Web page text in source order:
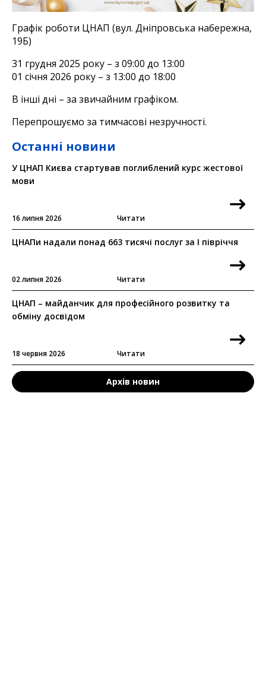
Графік роботи ЦНАП (вул. Дніпровська набережна,
19Б)
31 грудня 2025 року – з 09:00 до 13:00
01 cічня 2026 року – з 13:00 до 18:00
В інші дні – за звичайним графіком.
Перепрошуємо за тимчасові незручності.
Останні новини
У ЦНАП Києва стартував поглиблений курс жестової
мови
16 липня 2026 Читати
ЦНАПи надали понад 663 тисячі послуг за I півріччя
02 липня 2026 Читати
ЦНАП – майданчик для професійного розвитку та
обміну досвідом
18 червня 2026 Читати
Архів новин